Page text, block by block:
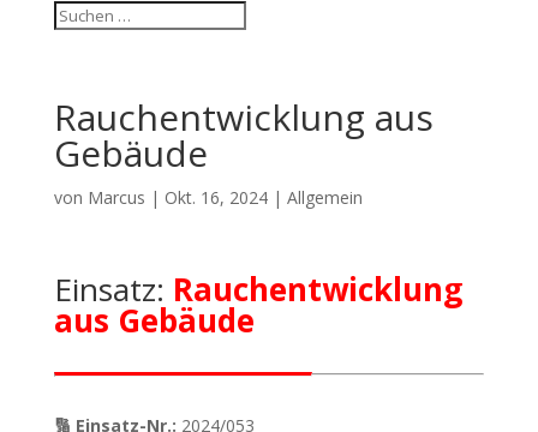
Rauchentwicklung aus
Gebäude
von Marcus | Okt. 16, 2024| Allgemein
Einsatz: Rauchentwicklung
aus Gebäude
🔢 Einsatz-Nr.: 2024/053